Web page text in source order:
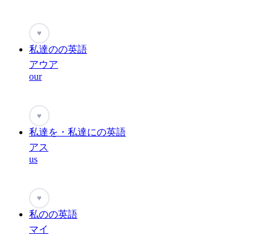
♥
私達のの英語
アウア
our
♥
私達を・私達にの英語
アス
us
♥
私のの英語
マイ